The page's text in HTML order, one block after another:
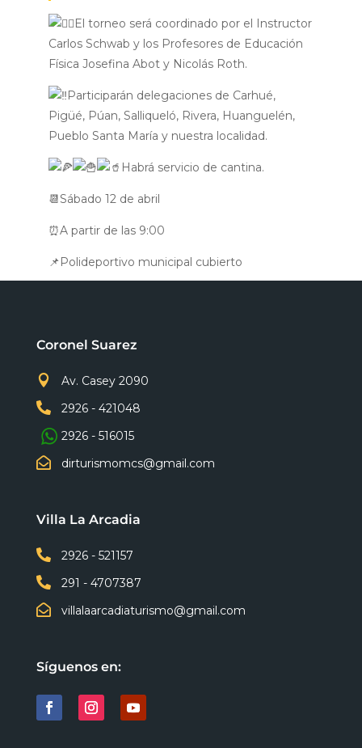
El torneo será coordinado por el Instructor
Carlos Schwab y los Profesores de Educación
Física Josefina Abot y Nicolás Roth.
Participarán delegaciones de Carhué,
Pigüé, Púan, Salliqueló, Rivera, Huanguelén,
Pueblo Santa María y nuestra localidad.
Habrá servicio de cantina.
📆Sábado 12 de abril
⏰A partir de las 9:00
📌Polideportivo municipal cubierto
Coronel Suarez

Av. Casey 2090

2926 - 421048
2926 - 516015

dirturismomcs@gmail.com
Villa La Arcadia

2926 - 521157

291 - 4707387

villalaarcadiaturismo@gmail.com
Síguenos en: